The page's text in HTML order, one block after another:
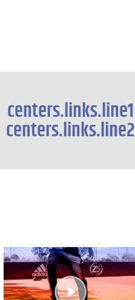
centers.links.line1
centers.links.line2